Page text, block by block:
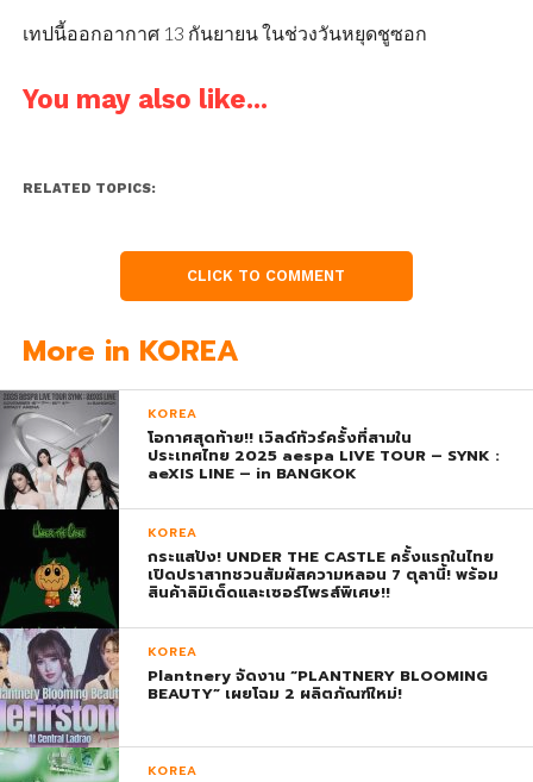
เทปนี้ออกอากาศ 13 กันยายน ในช่วงวันหยุดชูซอก
You may also like...
RELATED TOPICS:
CLICK TO COMMENT
More in KOREA
KOREA
โอกาศสุดท้าย!! เวิลด์ทัวร์ครั้งที่สามใน
ประเทศไทย 2025 aespa LIVE TOUR – SYNK :
aeXIS LINE – in BANGKOK
KOREA
กระแสปัง! UNDER THE CASTLE ครั้งแรกในไทย
เปิดปราสาทชวนสัมผัสความหลอน 7 ตุลานี้! พร้อม
สินค้าลิมิเต็ดและเซอร์ไพรส์พิเศษ!!
KOREA
Plantnery จัดงาน “PLANTNERY BLOOMING
BEAUTY” เผยโฉม 2 ผลิตภัณฑ์ใหม่!
KOREA